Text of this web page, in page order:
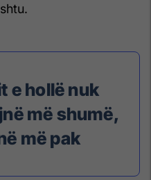
e hollë nuk
më shumë,
më pak